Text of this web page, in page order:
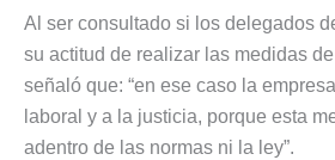
Al ser consultado si los delegados
su actitud de realizar las medidas
señaló que: “en ese caso la
laboral y a la justicia, porque esta
adentro de las normas ni la ley”.